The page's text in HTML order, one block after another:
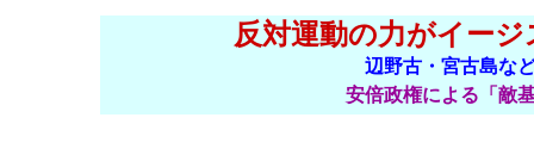
反対運動の力がイー
辺野古・宮古島な
安倍政権による「敵